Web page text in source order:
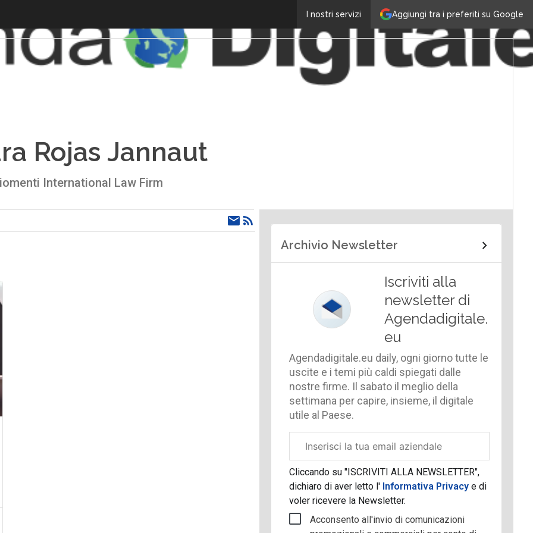
Aggiungi tra i preferiti su Google
I nostri servizi
Rojas Jannaut
International Law Firm
Archivio Newsletter
Iscriviti alla
newsletter di
Agendadigitale.
eu
Agendadigitale.eu daily, ogni giorno tutte le
uscite e i temi più caldi spiegati dalle
nostre firme. Il sabato il meglio della
settimana per capire, insieme, il digitale
utile al Paese.
aziendale
Cliccando su "ISCRIVITI ALLA NEWSLETTER",
dichiaro di aver letto l' Informativa Privacye di
voler ricevere la Newsletter.
Acconsento all'invio di comunicazioni